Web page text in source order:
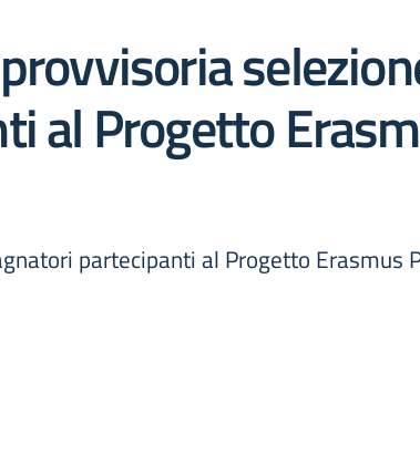
al Progetto
partecipanti al Progetto Erasmus